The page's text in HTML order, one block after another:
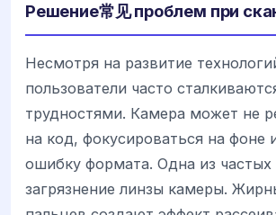
Решение常见 проблем при
Несмотря на развитие
пользователи часто
трудностями. Камера может не
на код, фокусироваться на фоне
ошибку формата. Одна из
загрязнение линзы камеры.